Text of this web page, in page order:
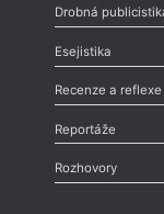
Poezie,Próza,
Drobná
Odlesk
Nekrolog,
Esejistika
Esej , Pádlo,
Recenze a reflexe
Recenze
Méně slov o
Reportáže
Literární zítřky
Celá rubrika
Rozhovory